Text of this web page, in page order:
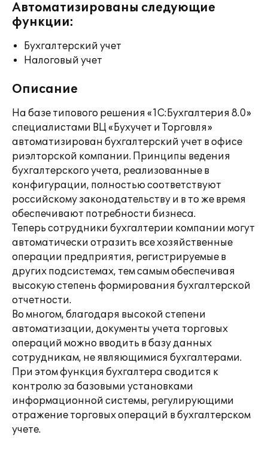
Автоматизированы следующие
функции:
Бухгалтерский учет
Налоговый учет
Описание
На базе типового решения «1С:Бухгалтерия 8.0»
специалистами ВЦ «Бухучет и Торговля»
автоматизирован бухгалтерский учет в офисе
риэлторской компании. Принципы ведения
бухгалтерского учета, реализованные в
конфигурации, полностью соответствуют
российскому законодательству и в то же время
обеспечивают потребности бизнеса.
Теперь сотрудники бухгалтерии компании могут
автоматически отразить все хозяйственные
операции предприятия, регистрируемые в
других подсистемах, тем самым обеспечивая
высокую степень формирования бухгалтерской
отчетности.
Во многом, благодаря высокой степени
автоматизации, документы учета торговых
операций можно вводить в базу данных
сотрудникам, не являющимися бухгалтерами.
При этом функция бухгалтера сводится к
контролю за базовыми установками
информационной системы, регулирующими
отражение торговых операций в бухгалтерском
учете.